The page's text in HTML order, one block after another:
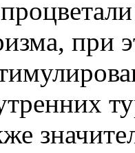
при